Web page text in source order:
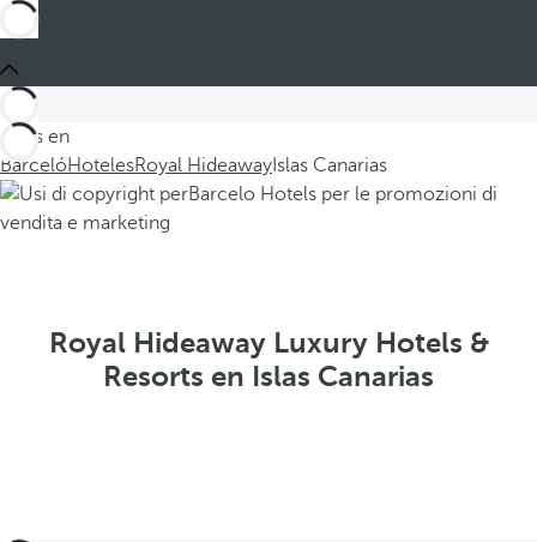
Estás en
BarcelóHotelesRoyal Hideaway Islas Canarias
Royal Hideaway Luxury Hotels &
Resorts en Islas Canarias